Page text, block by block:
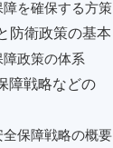
を確保する方策
衛政策の基本
政策の体系
障戦略などの
保障戦略の概要